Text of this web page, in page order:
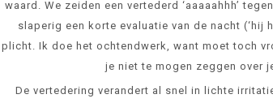
waard. We zeiden een vertederd ‘aaaaahhh’
slaperig een korte evaluatie van de nacht
plicht. Ik doe het ochtendwerk, want moet toch
je niet te mogen zeggen over
De vertedering verandert al snel in lichte